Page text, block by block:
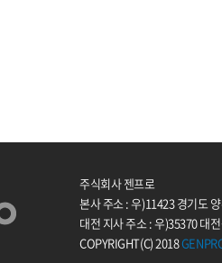
주식회사 젠프로
본사 주소 : 우)11423 경기도
대전 지사 주소 : 우)35370 대
COPYRIGHT(C) 2018